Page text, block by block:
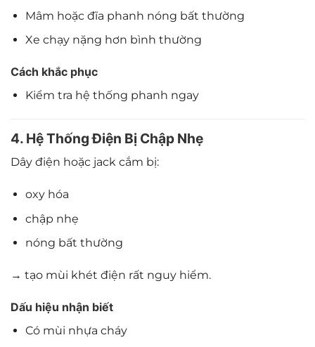
Mâm hoặc đĩa phanh nóng bất thường
Xe chạy nặng hơn bình thường
Cách khắc phục
Kiểm tra hệ thống phanh ngay
4. Hệ Thống Điện Bị Chập Nhẹ
Dây điện hoặc jack cắm bị:
oxy hóa
chập nhẹ
nóng bất thường
→ tạo mùi khét điện rất nguy hiểm.
Dấu hiệu nhận biết
Có mùi nhựa cháy